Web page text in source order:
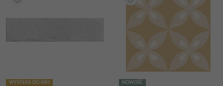
WYSYŁKA DO 48H NOWOŚĆ